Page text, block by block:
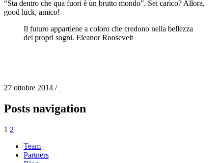
“Sta dentro che qua fuori è un brutto mondo”. Sei carico? Allora,
good luck, amico!
Il futuro appartiene a coloro che credono nella bellezza
dei propri sogni. Eleanor Roosevelt
27 ottobre 2014 /
Posts navigation
1 2
Team
Partners